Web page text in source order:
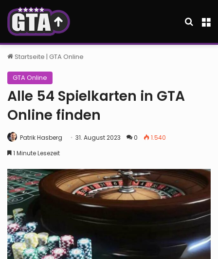
Startseite | GTA Online
GTA Online
Alle 54 Spielkarten in GTA
Online finden
Patrik Hasberg 31. August 2023 0
1.540
1 Minute Lesezeit